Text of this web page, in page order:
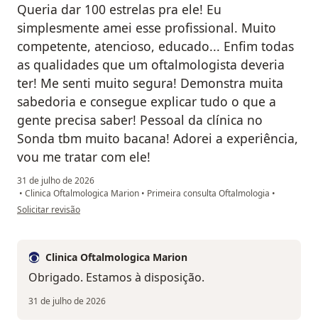
Queria dar 100 estrelas pra ele! Eu
simplesmente amei esse profissional. Muito
competente, atencioso, educado... Enfim todas
as qualidades que um oftalmologista deveria
ter! Me senti muito segura! Demonstra muita
sabedoria e consegue explicar tudo o que a
gente precisa saber! Pessoal da clínica no
Sonda tbm muito bacana! Adorei a experiência,
vou me tratar com ele!
31 de julho de 2026
• Clinica Oftalmologica Marion • Primeira consulta Oftalmologia •
na opinião do utilizador Meu nome
Solicitar revisão
Clinica Oftalmologica Marion
Obrigado. Estamos à disposição.
31 de julho de 2026